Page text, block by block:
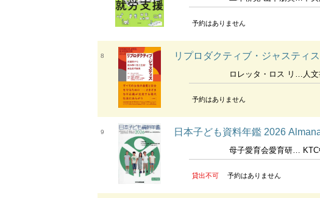
予約はありません
8 リプロダクティブ・ジャスティ
ロレッタ・ロス リッキー・ソリンジャー著 林美子 [ほか] 訳 人
予約はありません
9 日本子ども資料年鑑 2026
母子愛育会愛育研究所編
貸出不可 予約はありません